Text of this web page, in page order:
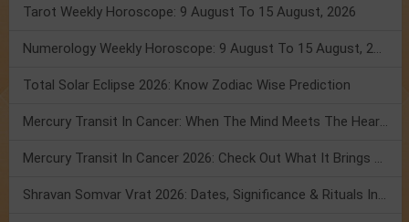
Tarot Weekly Horoscope: 9 August To 15 August, 2026
Numerology Weekly Horoscope: 9 August To 15 August, 2026
Total Solar Eclipse 2026: Know Zodiac Wise Prediction
Mercury Transit In Cancer: When The Mind Meets The Heart!
Mercury Transit In Cancer 2026: Check Out What It Brings For You
Shravan Somvar Vrat 2026: Dates, Significance & Rituals In August